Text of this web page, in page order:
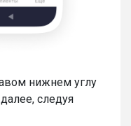
нижнем углу
следуя